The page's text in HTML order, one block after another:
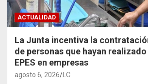
ACTUALIDAD
La Junta incentiva la
de personas que hayan
EPES en empresas
agosto 6, 2026 LC